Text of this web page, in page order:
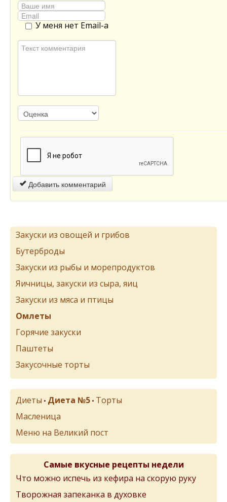
У меня нет Email-а
Добавить комментарий
Закуски из овощей и грибов
Бутерброды
Закуски из рыбы и морепродуктов
Яичницы, закуски из сыра, яиц
Закуски из мяса и птицы
Омлеты
Горячие закуски
Паштеты
Закусочные торты
Диеты • Диета №5 • Торты
Масленица
Меню на Великий пост
Самые вкусные рецепты недели
Что можно испечь из кефира на скорую руку
Творожная запеканка в духовке